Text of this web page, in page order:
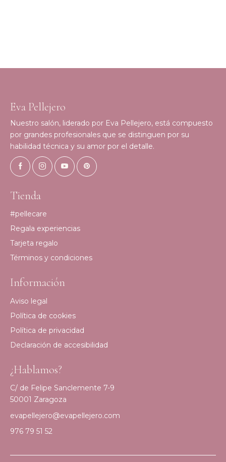
Eva Pellejero
Nuestro salón, liderado por Eva Pellejero, está compuesto
por grandes profesionales que se distinguen por su
habilidad técnica y su amor por el detalle.
Tienda
#pellecare
Regala experiencias
Tarjeta regalo
Términos y condiciones
Información
Aviso legal
Política de cookies
Política de privacidad
Declaración de accesibilidad
¿Hablamos?
C/ de Felipe Sanclemente 7-9
50001 Zaragoza
evapellejero@evapellejero.com
976 79 51 52